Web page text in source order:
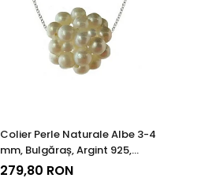
Colier Perle Naturale Albe 3-4
mm, Bulgăraș, Argint 925,
Calitate AAA | KASKADDA®
279,80 RON